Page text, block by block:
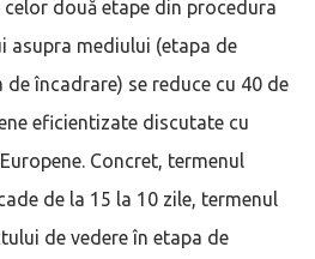
două etape din procedura
asupra mediului (etapa de
încadrare) se reduce cu 40 de
eficientizate discutate cu
Concret, termenul
de la 15 la 10 zile, termenul
de vedere în etapa de